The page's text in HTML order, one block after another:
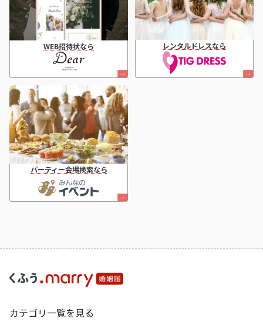
WEB招待状なら レンタルドレスなら
パーティー会場検索なら
カテゴリ一覧を見る